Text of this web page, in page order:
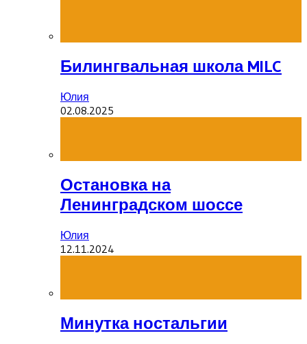
Билингвальная школа MILC
Юлия
02.08.2025
Остановка на
Ленинградском шоссе
Юлия
12.11.2024
Минутка ностальгии